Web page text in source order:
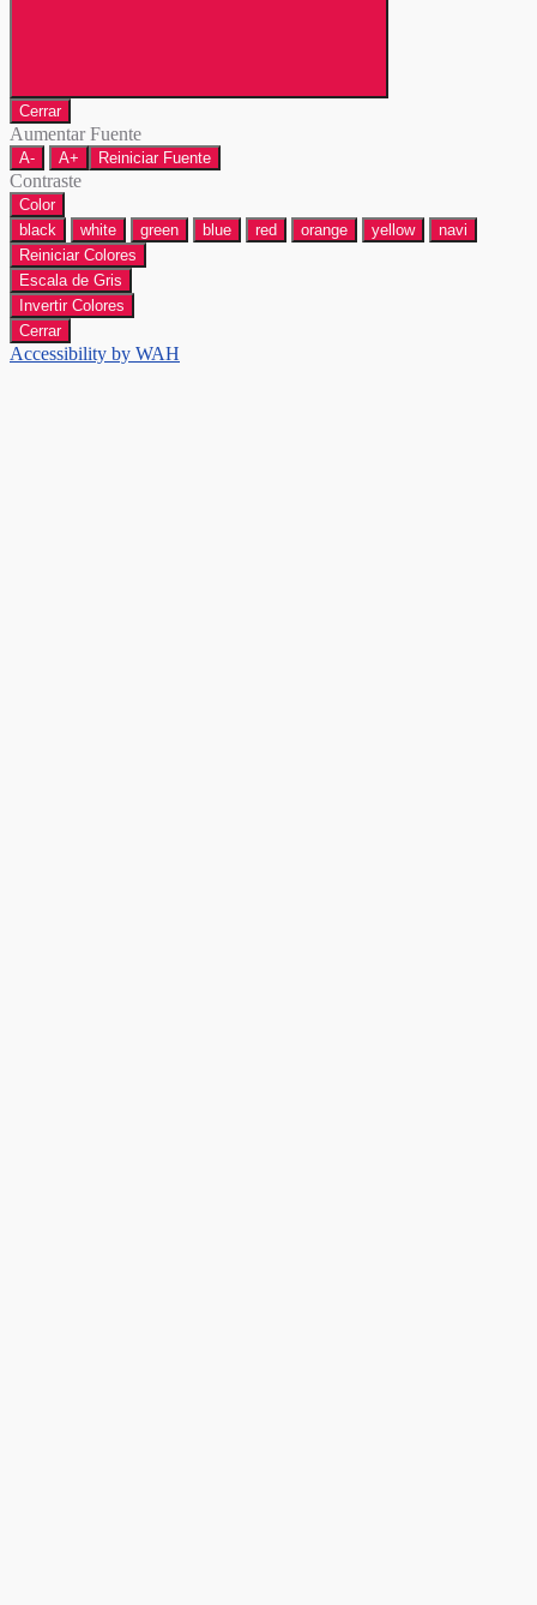
Cerrar
Aumentar Fuente
A- A+ Reiniciar Fuente
Contraste
Color
black
white green blue red orange yellow
navi
Reiniciar Colores
Escala de Gris
Invertir Colores
Cerrar
Accessibility by WAH